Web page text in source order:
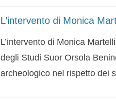
L’intervento di Monica
L’intervento di Monica
degli Studi Suor Orsola
archeologico nel rispetto dei